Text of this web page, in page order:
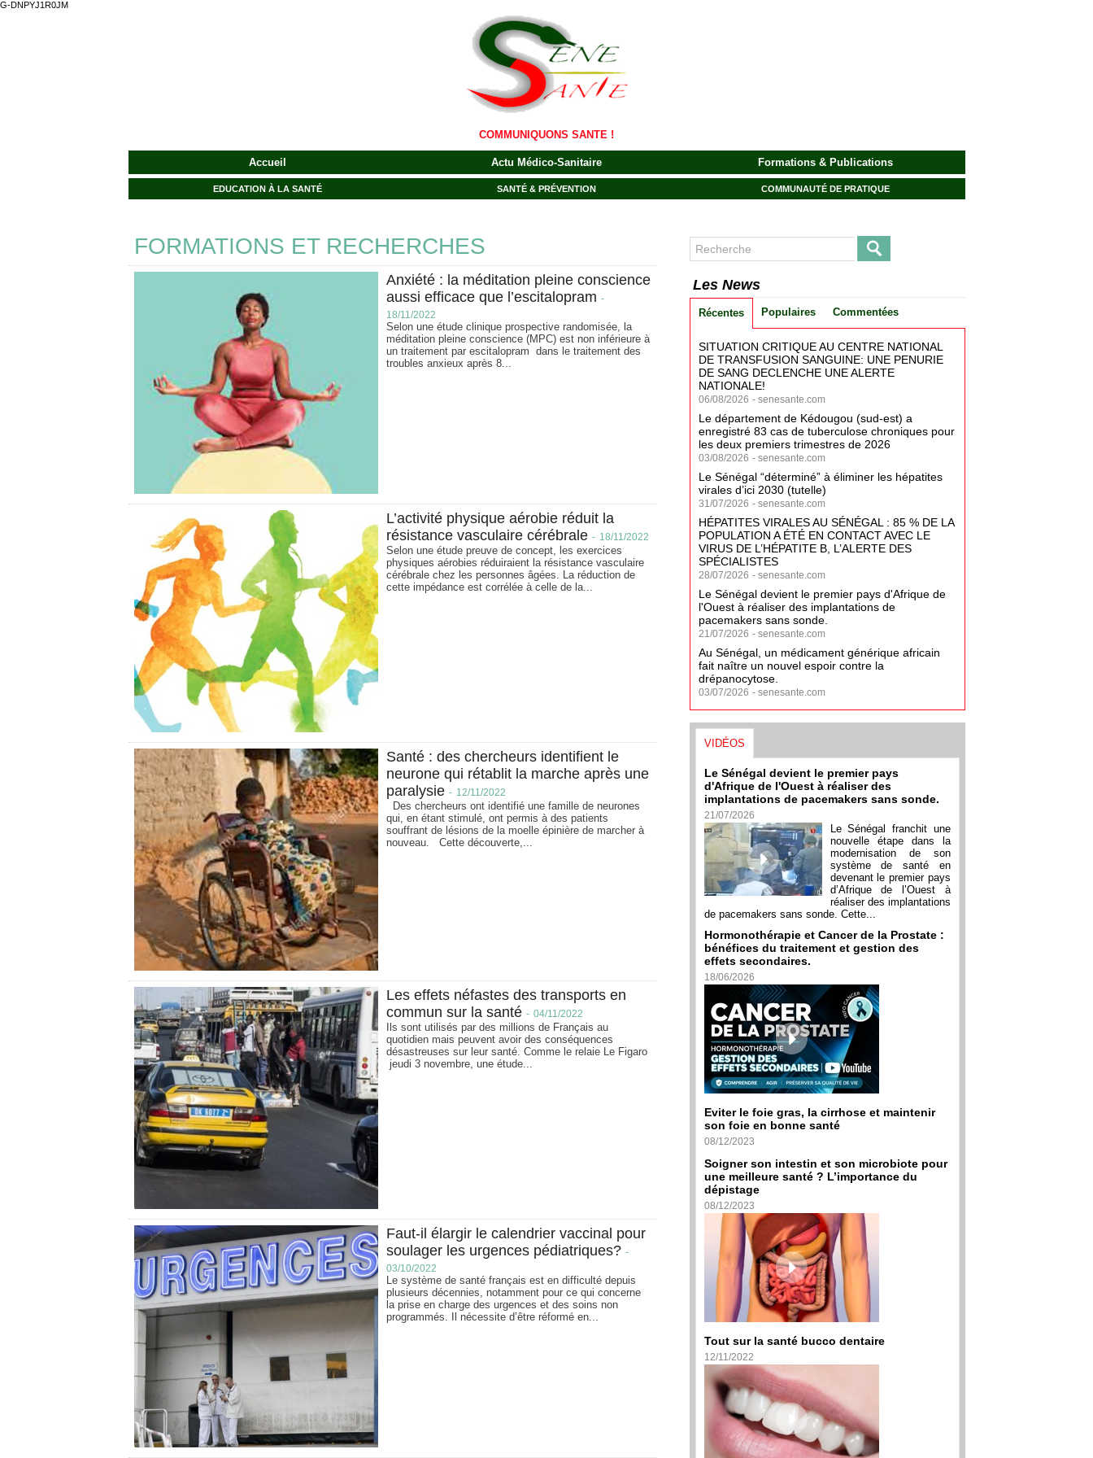
G-DNPYJ1R0JM
COMMUNIQUONS SANTE !
Accueil Actu Médico-Sanitaire Formations & Publications
EDUCATION À LA SANTÉ SANTÉ & PRÉVENTION COMMUNAUTÉ DE PRATIQUE
FORMATIONS ET RECHERCHES
Anxiété : la méditation pleine conscience
aussi efficace que l’escitalopram -
18/11/2022
Selon une étude clinique prospective randomisée, la
méditation pleine conscience (MPC) est non inférieure à
un traitement par escitalopram dans le traitement des
troubles anxieux après 8...
L’activité physique aérobie réduit la
résistance vasculaire cérébrale - 18/11/2022
Selon une étude preuve de concept, les exercices
physiques aérobies réduiraient la résistance vasculaire
cérébrale chez les personnes âgées. La réduction de
cette impédance est corrélée à celle de la...
Santé : des chercheurs identifient le
neurone qui rétablit la marche après une
paralysie - 12/11/2022
Des chercheurs ont identifié une famille de neurones
qui, en étant stimulé, ont permis à des patients
souffrant de lésions de la moelle épinière de marcher à
nouveau. Cette découverte,...
Les effets néfastes des transports en
commun sur la santé - 04/11/2022
Ils sont utilisés par des millions de Français au
quotidien mais peuvent avoir des conséquences
désastreuses sur leur santé. Comme le relaie Le Figaro
jeudi 3 novembre, une étude...
Faut-il élargir le calendrier vaccinal pour
soulager les urgences pédiatriques? -
03/10/2022
Le système de santé français est en difficulté depuis
plusieurs décennies, notamment pour ce qui concerne
la prise en charge des urgences et des soins non
programmés. Il nécessite d’être réformé en...
Les News
Récentes Populaires Commentées
SITUATION CRITIQUE AU CENTRE NATIONAL
DE TRANSFUSION SANGUINE: UNE PENURIE
DE SANG DECLENCHE UNE ALERTE
NATIONALE!
06/08/2026 - senesante.com
Le département de Kédougou (sud-est) a
enregistré 83 cas de tuberculose chroniques pour
les deux premiers trimestres de 2026
03/08/2026 - senesante.com
Le Sénégal “déterminé” à éliminer les hépatites
virales d’ici 2030 (tutelle)
31/07/2026 - senesante.com
HÉPATITES VIRALES AU SÉNÉGAL : 85 % DE LA
POPULATION A ÉTÉ EN CONTACT AVEC LE
VIRUS DE L’HÉPATITE B, L’ALERTE DES
SPÉCIALISTES
28/07/2026 - senesante.com
Le Sénégal devient le premier pays d'Afrique de
l'Ouest à réaliser des implantations de
pacemakers sans sonde.
21/07/2026 - senesante.com
Au Sénégal, un médicament générique africain
fait naître un nouvel espoir contre la
drépanocytose.
03/07/2026 - senesante.com
VIDÉOS
Le Sénégal devient le premier pays
d'Afrique de l'Ouest à réaliser des
implantations de pacemakers sans sonde.
21/07/2026
Le Sénégal franchit une
nouvelle étape dans la
modernisation de son
système de santé en
devenant le premier pays
d’Afrique de l’Ouest à
réaliser des implantations
de pacemakers sans sonde. Cette...
Hormonothérapie et Cancer de la Prostate :
bénéfices du traitement et gestion des
effets secondaires.
18/06/2026
Eviter le foie gras, la cirrhose et maintenir
son foie en bonne santé
08/12/2023
Soigner son intestin et son microbiote pour
une meilleure santé ? L’importance du
dépistage
08/12/2023
Tout sur la santé bucco dentaire
12/11/2022